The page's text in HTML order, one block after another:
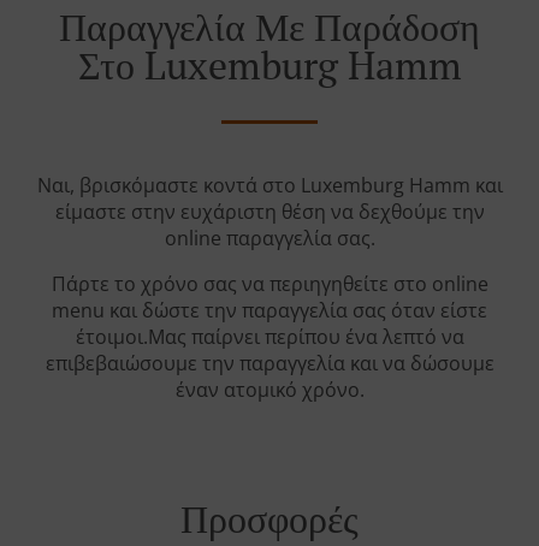
Παραγγελία Με Παράδοση
Στο Luxemburg Hamm
Ναι, βρισκόμαστε κοντά στο Luxemburg Hamm και
είμαστε στην ευχάριστη θέση να δεχθούμε την
online παραγγελία σας.
Πάρτε το χρόνο σας να περιηγηθείτε στο online
menu και δώστε την παραγγελία σας όταν είστε
έτοιμοι.Μας παίρνει περίπου ένα λεπτό να
επιβεβαιώσουμε την παραγγελία και να δώσουμε
έναν ατομικό χρόνο.
Προσφορές